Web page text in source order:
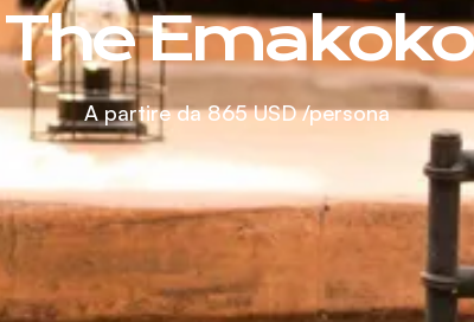
The Emakoko
A partire da865 USD/persona